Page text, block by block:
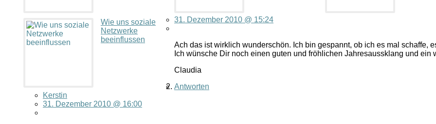
Wie uns soziale
Netzwerke
beeinflussen
31. Dezember 2010 @ 15:24
Ach das ist wirklich wunderschön. Ich bin gespannt, ob ich es mal schaffe,
Ich wünsche Dir noch einen guten und fröhlichen Jahresaussklang und ein
Claudia
Antworten
Kerstin
31. Dezember 2010 @ 16:00